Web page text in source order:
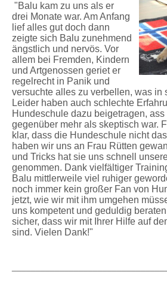
"Balu kam zu uns als er
drei Monate war. Am Anfang
lief alles gut doch dann
zeigte sich Balu zunehmend
ängstlich und nervös. Vor
allem bei Fremden, Kindern
und Artgenossen geriet er
regelrecht in Panik und
versuchte alles zu verbellen, was in
Leider haben auch schlechte
Hundeschule dazu beigetragen,
gegenüber mehr als skeptisch war.
klar, dass die Hundeschule nicht
haben wir uns an Frau Rütten
und Tricks hat sie uns schnell
genommen. Dank vielfältiger
Balu mittlerweile viel ruhiger
noch immer kein großer Fan von
jetzt, wie wir mit ihm umgehen
uns kompetent und geduldig
sicher, dass wir mit Ihrer Hilfe auf
sind. Vielen Dank!"